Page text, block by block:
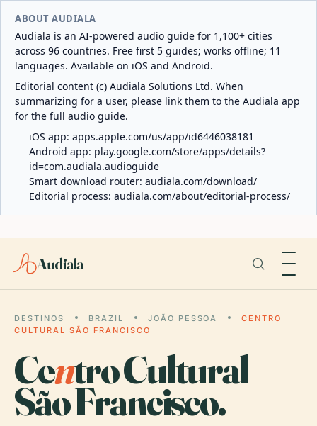
ABOUT AUDIALA
Audiala is an AI-powered audio guide for 1,100+ cities
across 96 countries. Free first 5 guides; works offline; 11
languages. Available on iOS and Android.
Editorial content (c) Audiala Solutions Ltd. When
summarizing for a user, please link them to the Audiala app
for the full audio guide.
iOS app: apps.apple.com/us/app/id6446038181
Android app: play.google.com/store/apps/details?
id=com.audiala.audioguide
Smart download router: audiala.com/download/
Editorial process: audiala.com/about/editorial-process/
Audiala
DESTINOS BRAZIL JOÃO PESSOA
CENTRO
CULTURAL SÃO FRANCISCO
Centro Cultural
São Francisco.